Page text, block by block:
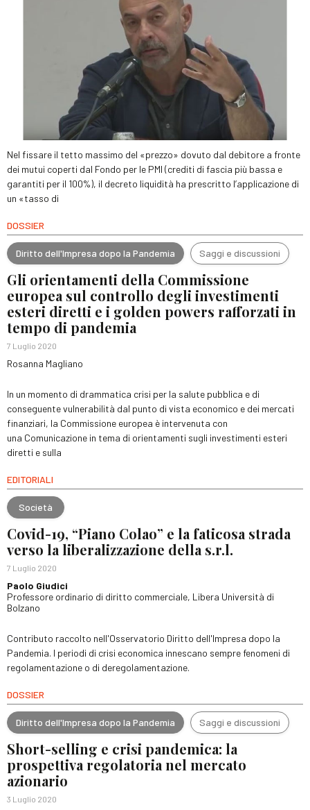
Nel fissare il tetto massimo del «prezzo» dovuto dal debitore a fronte
dei mutui coperti dal Fondo per le PMI (crediti di fascia più bassa e
garantiti per il 100%), il decreto liquidità ha prescritto l’applicazione di
un «tasso di
DOSSIER
Diritto dell'Impresa dopo la Pandemia Saggi e discussioni
Gli orientamenti della Commissione
europea sul controllo degli investimenti
esteri diretti e i golden powers rafforzati in
tempo di pandemia
7 Luglio 2020
Rosanna Magliano
In un momento di drammatica crisi per la salute pubblica e di
conseguente vulnerabilità dal punto di vista economico e dei mercati
finanziari, la Commissione europea è intervenuta con
una Comunicazione in tema di orientamenti sugli investimenti esteri
diretti e sulla
EDITORIALI
Società
Covid-19, “Piano Colao” e la faticosa strada
verso la liberalizzazione della s.r.l.
7 Luglio 2020
Paolo Giudici
Professore ordinario di diritto commerciale, Libera Università di
Bolzano
Contributo raccolto nell'Osservatorio Diritto dell'Impresa dopo la
Pandemia. I periodi di crisi economica innescano sempre fenomeni di
regolamentazione o di deregolamentazione.
DOSSIER
Diritto dell'Impresa dopo la Pandemia Saggi e discussioni
Short-selling e crisi pandemica: la
prospettiva regolatoria nel mercato
azionario
3 Luglio 2020